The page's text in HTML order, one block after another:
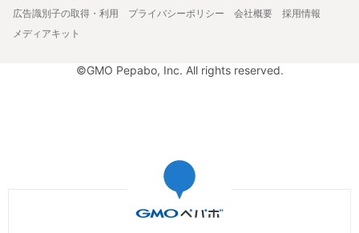
広告識別子の取得・利用
プライバシーポリシー 会社概要
採用情報
メディアキット
©GMO Pepabo, Inc. All rights reserved.